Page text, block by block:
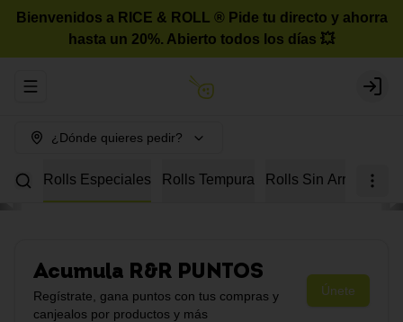
Bienvenidos a RICE & ROLL ®️ Pide tu directo y ahorra
hasta un 20%. Abierto todos los días 💥
Abrir menu de navegación Login
¿Dónde quieres pedir?
Rolls Especiales Rolls Tempura Rolls Sin Arroz
Acumula R&R PUNTOS
Regístrate, gana puntos con tus compras y
canjealos por productos y más
Únete